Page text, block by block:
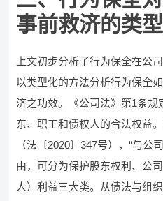
事前救济的类
上文初步分析了行为保全在公
以类型化的方法分析行为保全
济之功效。《公司法》第1条
东、职工和债权人的合法权益
（法〔2020〕347号），“与公
由，可分为保护股东权利、公
人）利益三大类。从债法与组